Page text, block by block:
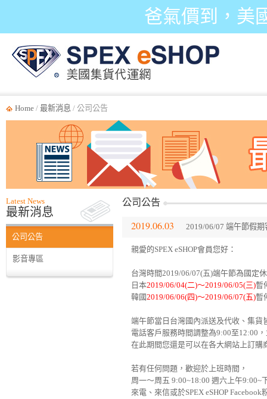
爸氣價到，美
Home / 最新消息 / 公司公告
Latest News
最新消息
公司公告
影音專區
公司公告
2019.06.03 2019/06/07 端午節假
親愛的SPEX eSHOP會員您好：
台灣時間2019/06/07(五)端午節為國定
日本2019/06/04(二)～2019/06/05(三)暫
韓國2019/06/06(四)～2019/06/07(五)暫
端午節當日台灣國內派送及代收、集
電話客戶服務時間調整為9:00至12:00
在此期間您還是可以在各大網站上訂購
若有任何問題，歡迎於上班時間，
周一～周五 9:00~18:00 週六上午9:00~
來電、來信或於SPEX eSHOP